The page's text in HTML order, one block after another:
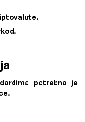
potrebna je